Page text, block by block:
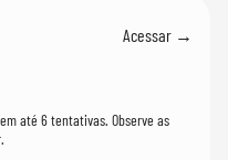
Acessar →
até 6 tentativas. Observe as